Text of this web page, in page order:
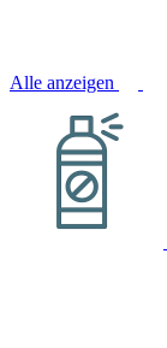
Alle anzeigen